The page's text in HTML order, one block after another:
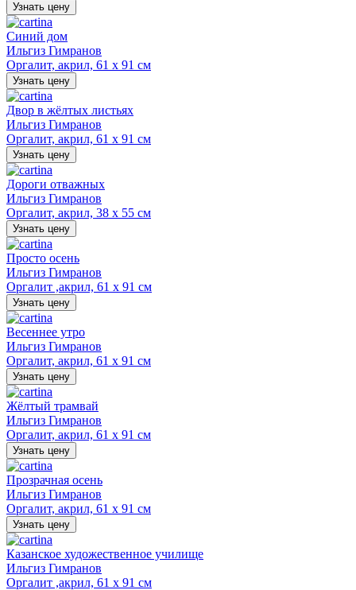
Узнать цену
Синий дом
Ильгиз Гимранов
Оргалит, акрил, 61 х 91 см
Узнать цену
Двор в жёлтых листьях
Ильгиз Гимранов
Оргалит, акрил, 61 х 91 см
Узнать цену
Дороги отважных
Ильгиз Гимранов
Оргалит, акрил, 38 х 55 см
Узнать цену
Просто осень
Ильгиз Гимранов
Оргалит ,акрил, 61 х 91 см
Узнать цену
Весеннее утро
Ильгиз Гимранов
Оргалит, акрил, 61 х 91 см
Узнать цену
Жёлтый трамвай
Ильгиз Гимранов
Оргалит, акрил, 61 х 91 см
Узнать цену
Прозрачная осень
Ильгиз Гимранов
Оргалит, акрил, 61 х 91 см
Узнать цену
Казанское художественное училище
Ильгиз Гимранов
Оргалит ,акрил, 61 х 91 см